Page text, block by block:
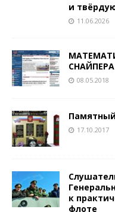
и
11.06.2026
СНАЙПЕРА
08.05.2018
17.10.2017
к
флоте